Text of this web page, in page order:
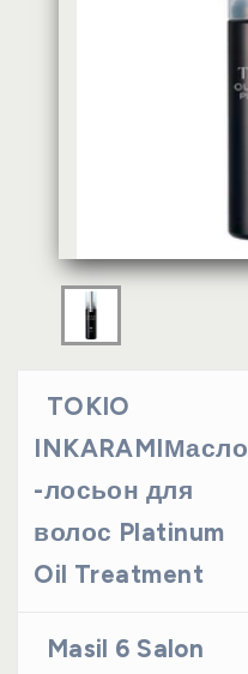
TOKIO
INKARAMIМасло
-лосьон для
волос Platinum
Oil Treatment
Masil 6 Salon